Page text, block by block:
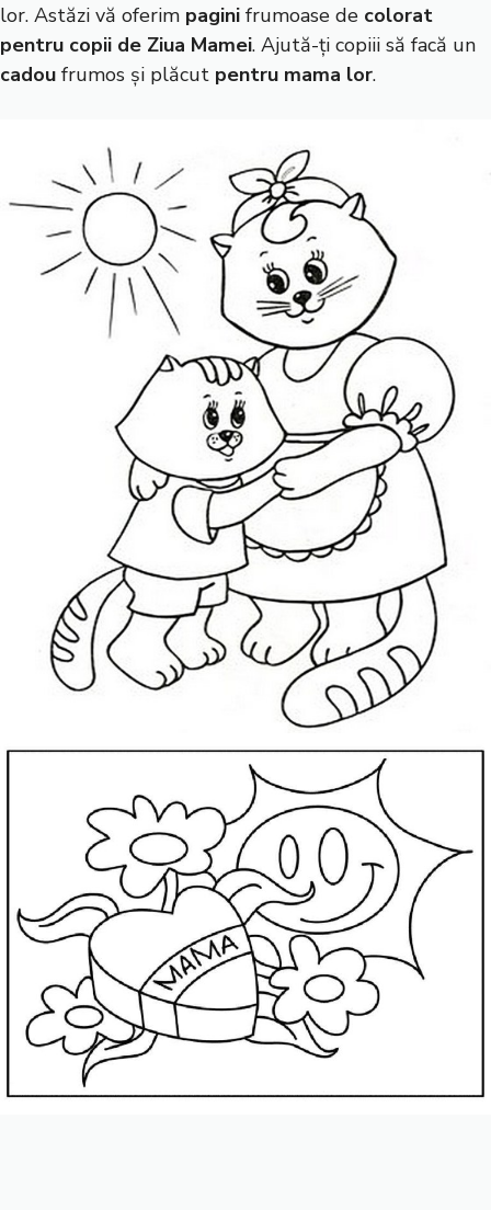
lor. Astăzi vă oferim pagini frumoase de colorat
pentru copii de Ziua Mamei. Ajută-ți copiii să facă un
cadou frumos și plăcut pentru mama lor.